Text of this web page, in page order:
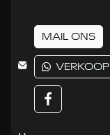
MAIL ONS
VERKOOP